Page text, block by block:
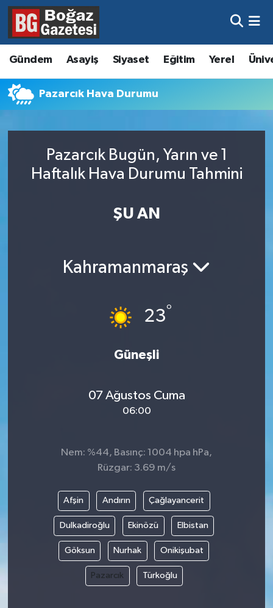
Gündem Asayiş Siyaset Eğitim Yerel
Pazarcık Hava Durumu
Pazarcık Bugün, Yarın ve 1
Haftalık Hava Durumu Tahmini
ŞU AN
Kahramanmaraş
23°
Güneşli
07 Ağustos Cuma
06:00
Nem: %44, Basınç: 1004 hpa hPa,
Rüzgar: 3.69 m/s
Afşin Andırın Çağlayancerit
Dulkadiroğlu Ekinözü Elbistan
Göksun Nurhak Onikişubat
Pazarcık Türkoğlu
Asayiş
Eğitim
Ekonomi
Kültür ve Sanat
Hava Durumu
Trafik Durumu
Süper Lig Puan Durumu ve Fikstür
Son Dakika Haberleri